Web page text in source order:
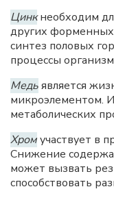
Цинкнеобходим
других форменных
синтез половых
процессы
Медьявляется
микроэлементом.
метаболических
Хромучаствует в
Снижение
может вызвать
способствовать